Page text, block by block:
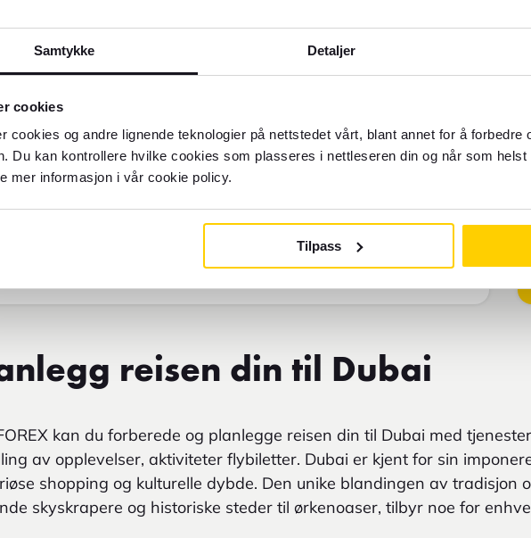
Samtykke Detaljer
cookies
cookies og andre lignende teknologier på nettstedet vårt, blant annet for å forbedre
Du kan kontrollere hvilke cookies som plasseres i nettleseren din og når som helst
mer informasjon i vår cookie policy.
Tilpass
VINTER
FOREX INDEKS
reisen din til Dubai
kan du forberede og planlegge reisen din til Dubai med
av opplevelser, aktiviteter flybiletter. Dubai er kjent for sin
shopping og kulturelle dybde. Den unike blandingen av tradisjon
skyskrapere og historiske steder til ørkenoaser, tilbyr noe for